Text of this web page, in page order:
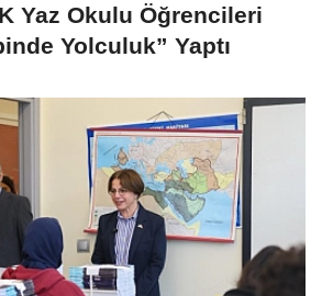
Yaz Okulu Öğrencileri
Yolculuk” Yaptı